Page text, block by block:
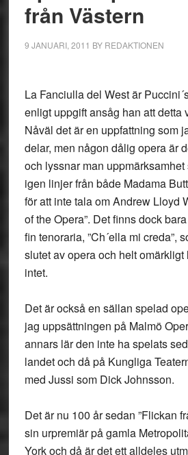
från Västern
9 JANUARI, 2011 BY REDAKTIONEN
La Fanciulla del West är
enligt uppgift ansåg han att detta
Nåväl det är en uppfattning som
delar, men någon dålig opera är
och lyssnar man
igen linjer från både Madama
för att inte tala om Andrew Lloyd
of the Opera”. Det finns dock
fin tenoraria, ”Ch´ella mi creda”,
slutet av opera och helt
intet.
Det är också en sällan spelad
jag uppsättningen på Malmö
annars lär den inte ha spelats
landet och då på Kungliga
med Jussi som Dick Johnsson.
Det är nu 100 år sedan ”Flickan
sin urpremiär på gamla
York och då är det ett alldeles